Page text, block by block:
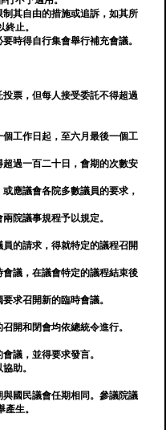
其自由的措施或追訴，如其所
止。
時得自行集會舉行補充會議。
票，但每人接受委託不得超過
工作日起，至六月最後一個工
過一百二十日，會期的次數安
應議會各院多數議員的要求，
院議事規程予以規定。
的請求，得就特定的議程召開
議，在議會特定的議程結束後
求召開新的臨時會議。
開和閉會均依總統令進行。
議，並得要求發言。
助。
國民議會任期相同。參議院議
生。